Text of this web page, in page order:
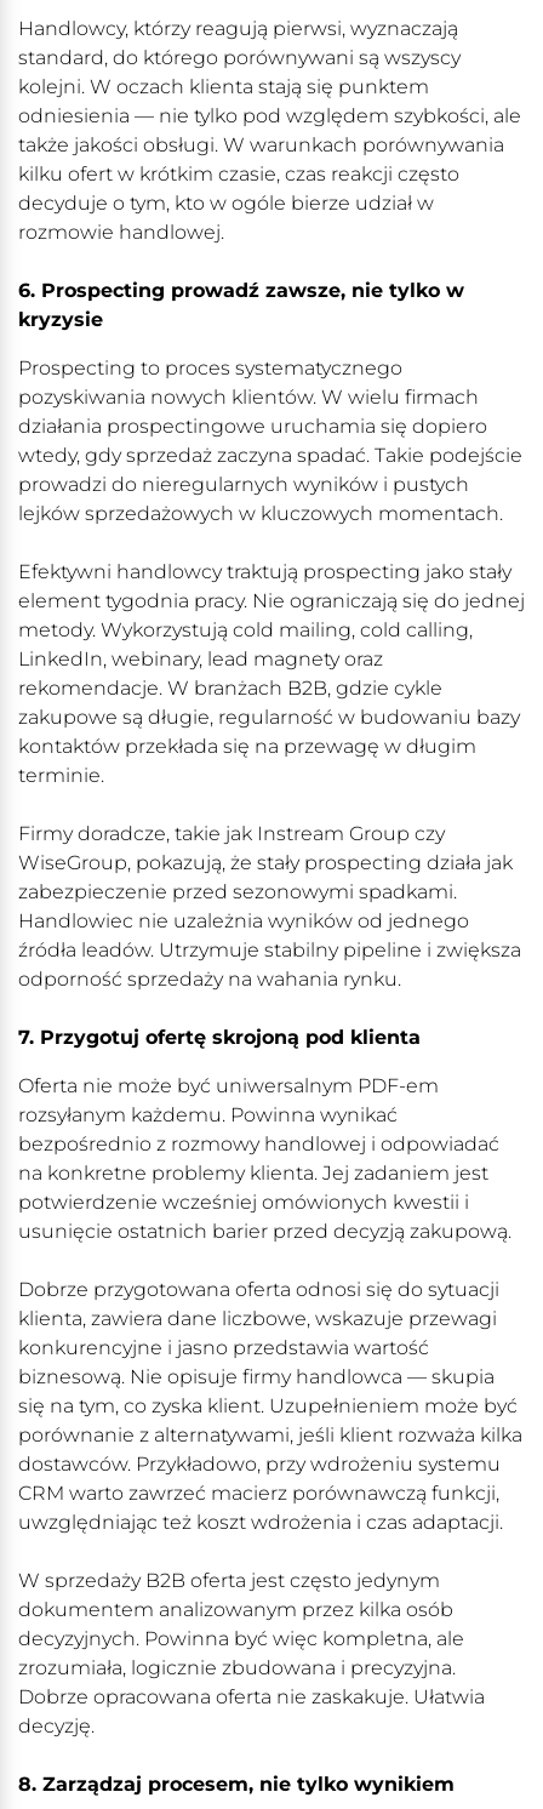
Handlowcy, którzy reagują pierwsi, wyznaczają
standard, do którego porównywani są wszyscy
kolejni. W oczach klienta stają się punktem
odniesienia — nie tylko pod względem szybkości, ale
także jakości obsługi. W warunkach porównywania
kilku ofert w krótkim czasie, czas reakcji często
decyduje o tym, kto w ogóle bierze udział w
rozmowie handlowej.
6. Prospecting prowadź zawsze, nie tylko w
kryzysie
Prospecting to proces systematycznego
pozyskiwania nowych klientów. W wielu firmach
działania prospectingowe uruchamia się dopiero
wtedy, gdy sprzedaż zaczyna spadać. Takie podejście
prowadzi do nieregularnych wyników i pustych
lejków sprzedażowych w kluczowych momentach.
Efektywni handlowcy traktują prospecting jako stały
element tygodnia pracy. Nie ograniczają się do jednej
metody. Wykorzystują cold mailing, cold calling,
LinkedIn, webinary, lead magnety oraz
rekomendacje. W branżach B2B, gdzie cykle
zakupowe są długie, regularność w budowaniu bazy
kontaktów przekłada się na przewagę w długim
terminie.
Firmy doradcze, takie jak Instream Group czy
WiseGroup, pokazują, że stały prospecting działa jak
zabezpieczenie przed sezonowymi spadkami.
Handlowiec nie uzależnia wyników od jednego
źródła leadów. Utrzymuje stabilny pipeline i zwiększa
odporność sprzedaży na wahania rynku.
7. Przygotuj ofertę skrojoną pod klienta
Oferta nie może być uniwersalnym PDF-em
rozsyłanym każdemu. Powinna wynikać
bezpośrednio z rozmowy handlowej i odpowiadać
na konkretne problemy klienta. Jej zadaniem jest
potwierdzenie wcześniej omówionych kwestii i
usunięcie ostatnich barier przed decyzją zakupową.
Dobrze przygotowana oferta odnosi się do sytuacji
klienta, zawiera dane liczbowe, wskazuje przewagi
konkurencyjne i jasno przedstawia wartość
biznesową. Nie opisuje firmy handlowca — skupia
się na tym, co zyska klient. Uzupełnieniem może być
porównanie z alternatywami, jeśli klient rozważa kilka
dostawców. Przykładowo, przy wdrożeniu systemu
CRM warto zawrzeć macierz porównawczą funkcji,
uwzględniając też koszt wdrożenia i czas adaptacji.
W sprzedaży B2B oferta jest często jedynym
dokumentem analizowanym przez kilka osób
decyzyjnych. Powinna być więc kompletna, ale
zrozumiała, logicznie zbudowana i precyzyjna.
Dobrze opracowana oferta nie zaskakuje. Ułatwia
decyzję.
8. Zarządzaj procesem, nie tylko wynikiem